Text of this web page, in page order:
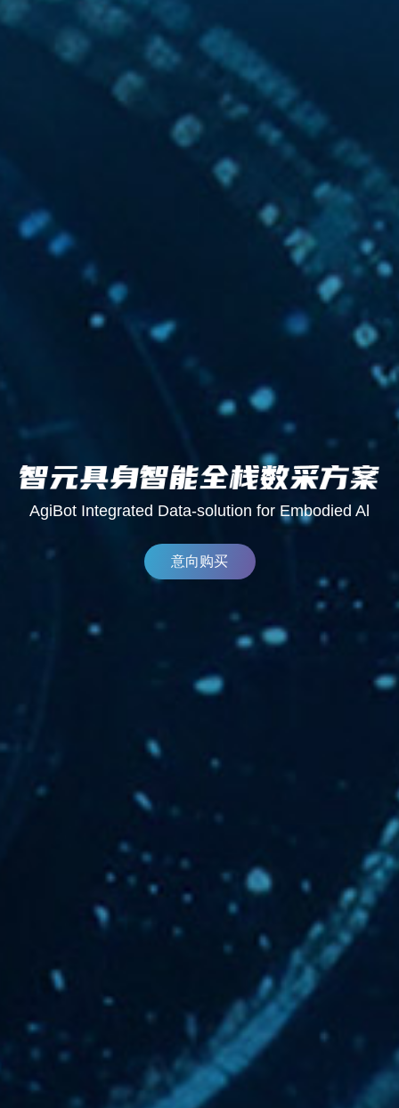
AgiBot Integrated Data-solution for Embodied Al
意向购买